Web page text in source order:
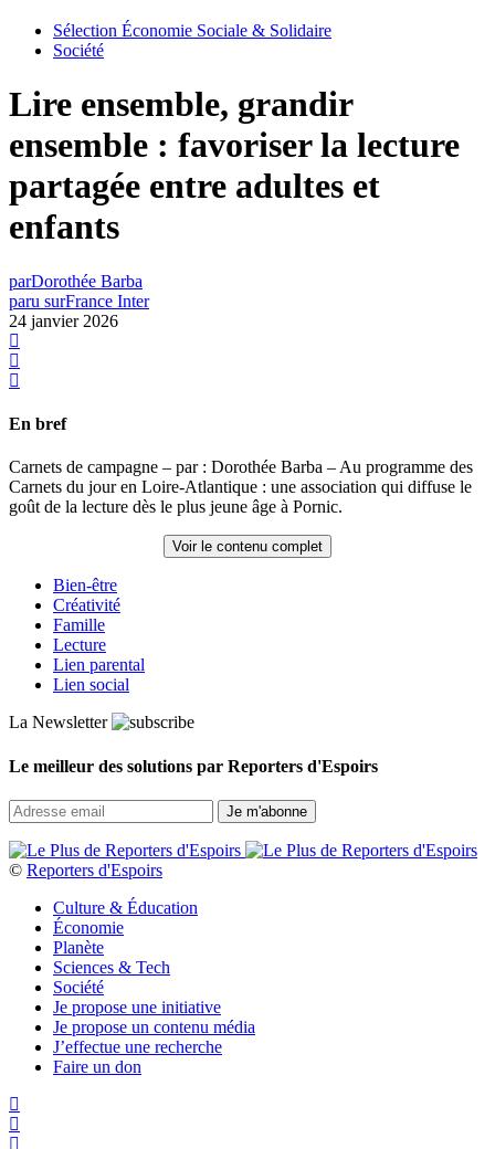
Sélection Économie Sociale & Solidaire
Société
Lire ensemble, grandir
ensemble : favoriser la lecture
partagée entre adultes et
enfants
parDorothée Barba
paru surFrance Inter
24 janvier 2026
En bref
Carnets de campagne – par : Dorothée Barba – Au programme des
Carnets du jour en Loire-Atlantique : une association qui diffuse le
goût de la lecture dès le plus jeune âge à Pornic.
Voir le contenu complet
Bien-être
Créativité
Famille
Lecture
Lien parental
Lien social
La Newsletter
Le meilleur des solutions par Reporters d'Espoirs
© Reporters d'Espoirs
Culture & Éducation
Économie
Planète
Sciences & Tech
Société
Je propose une initiative
Je propose un contenu média
J’effectue une recherche
Faire un don